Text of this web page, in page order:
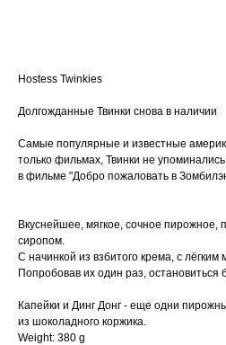
Hostess Twinkies
Долгожданные Твинки снова в наличии
Самые популярные и известные
только фильмах, Твинки не
в фильме "Добро пожаловать в
Вкуснейшее, мягкое, сочное пирожное,
сиропом.
С начинкой из взбитого крема, с
Попробовав их один раз, остановиться
Капейки и Динг Донг - еще одни
из шоколадного коржика.
Weight: 380 g